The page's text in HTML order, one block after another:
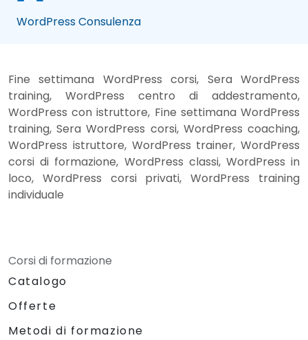
WordPress Consulenza
Fine settimana WordPress corsi, Sera WordPress
training, WordPress centro di addestramento,
WordPress con istruttore, Fine settimana WordPress
training, Sera WordPress corsi, WordPress coaching,
WordPress istruttore, WordPress trainer, WordPress
corsi di formazione, WordPress classi, WordPress in
loco, WordPress corsi privati, WordPress training
individuale
Corsi di formazione
Catalogo
Offerte
Metodi di formazione